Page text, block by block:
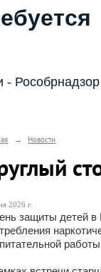
Рособрнадзор
→ Новости
2026 г.
защиты детей в